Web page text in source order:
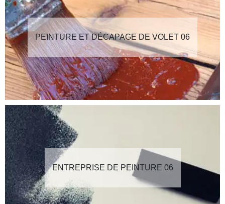
PEINTURE ET DÉCAPAGE DE VOLET 06
ENTREPRISE DE PEINTURE 06